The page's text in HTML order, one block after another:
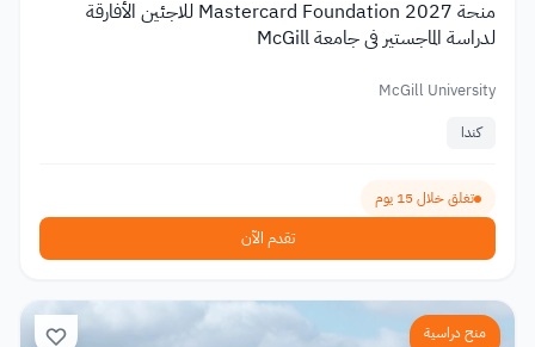
منحة Mastercard Foundation 2027 للاجئين الأفارقة
لدراسة الماجستير في جامعة McGill
McGill University
كندا
تغلق خلال 15 يوم
تقدم الآن
منح دراسية